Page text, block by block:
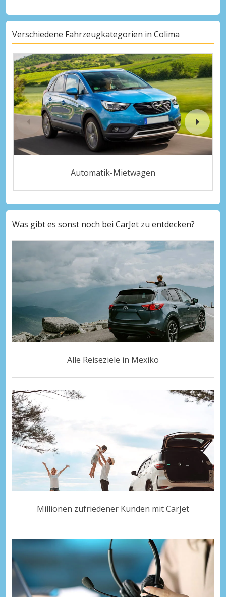
Verschiedene Fahrzeugkategorien in Colima
Automatik-Mietwagen
Was gibt es sonst noch bei CarJet zu entdecken?
Alle Reiseziele in Mexiko
Millionen zufriedener Kunden mit CarJet